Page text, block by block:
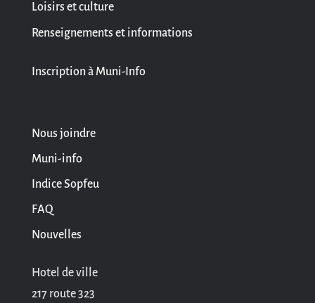
Loisirs et culture
Renseignements et informations
Inscription à Muni-Info
Nous joindre
Muni-info
Indice Sopfeu
FAQ
Nouvelles
Hotel de ville
217 route 323